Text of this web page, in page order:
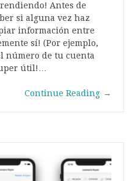
Antes de
si alguna vez haz
información entre
sí! (Por ejemplo,
número de tu cuenta
útil!…
Continue Reading →